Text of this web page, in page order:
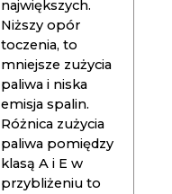
największych.
Niższy opór
toczenia, to
mniejsze zużycia
paliwa i niska
emisja spalin.
Różnica zużycia
paliwa pomiędzy
klasą A i E w
przybliżeniu to